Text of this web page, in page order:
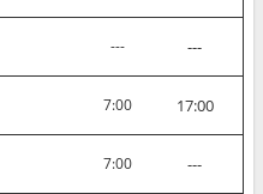
--- ---
7:00 17:00
7:00 ---